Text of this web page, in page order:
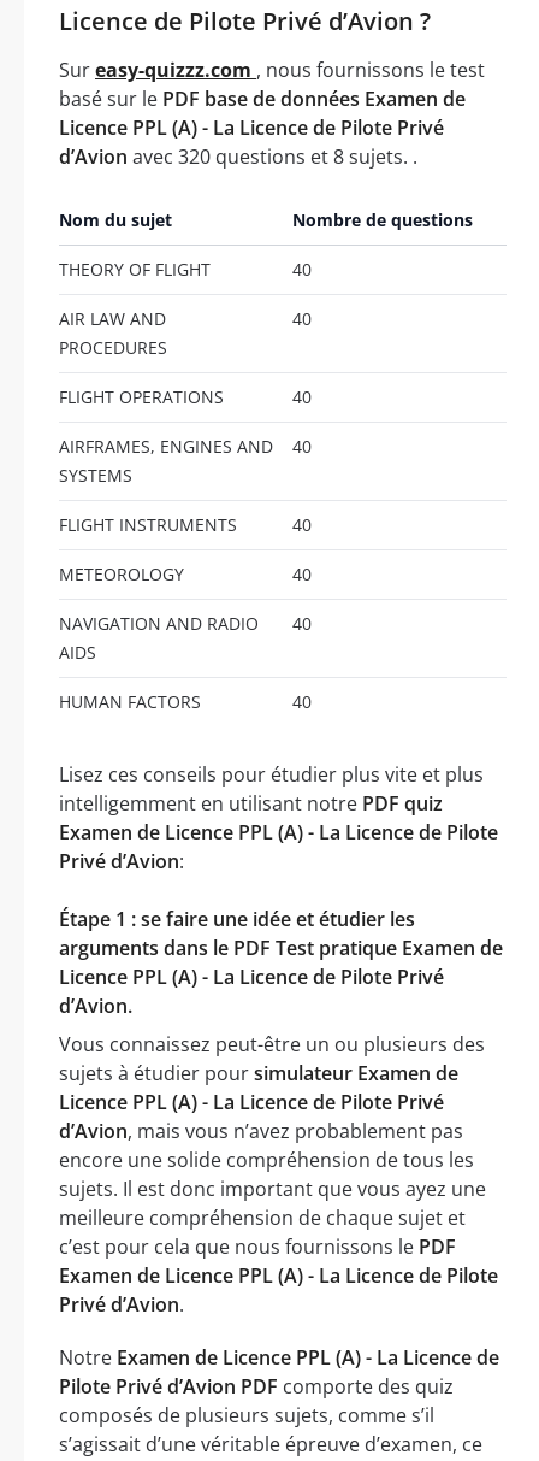
Licence de Pilote Privé d’Avion ?
Sureasy-quizzz.com , nous fournissons le test
basé sur le PDF base de données Examen de
Licence PPL (A) - La Licence de Pilote Privé
d’Avion avec 320 questions et 8 sujets. .
Nom du sujet Nombre de questions
THEORY OF FLIGHT 40
AIR LAW AND
PROCEDURES
40
FLIGHT OPERATIONS 40
AIRFRAMES, ENGINES AND
SYSTEMS
40
FLIGHT INSTRUMENTS 40
METEOROLOGY 40
NAVIGATION AND RADIO
AIDS
40
HUMAN FACTORS 40
Lisez ces conseils pour étudier plus vite et plus
intelligemment en utilisant notre PDF quiz
Examen de Licence PPL (A) - La Licence de Pilote
Privé d’Avion:
Étape 1 : se faire une idée et étudier les
arguments dans le PDF Test pratique Examen de
Licence PPL (A) - La Licence de Pilote Privé
d’Avion.
Vous connaissez peut-être un ou plusieurs des
sujets à étudier poursimulateur Examen de
Licence PPL (A) - La Licence de Pilote Privé
d’Avion, mais vous n’avez probablement pas
encore une solide compréhension de tous les
sujets. Il est donc important que vous ayez une
meilleure compréhension de chaque sujet et
c’est pour cela que nous fournissons le PDF
Examen de Licence PPL (A) - La Licence de Pilote
Privé d’Avion.
Notre Examen de Licence PPL (A) - La Licence de
Pilote Privé d’Avion PDF comporte des quiz
composés de plusieurs sujets, comme s’il
s’agissait d’une véritable épreuve d’examen, ce